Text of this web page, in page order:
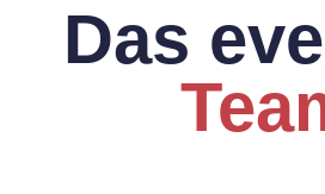
Das